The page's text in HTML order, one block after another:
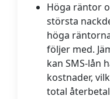
Höga räntor
största
höga
följer med.
kan SMS-lån
kostnader,
total